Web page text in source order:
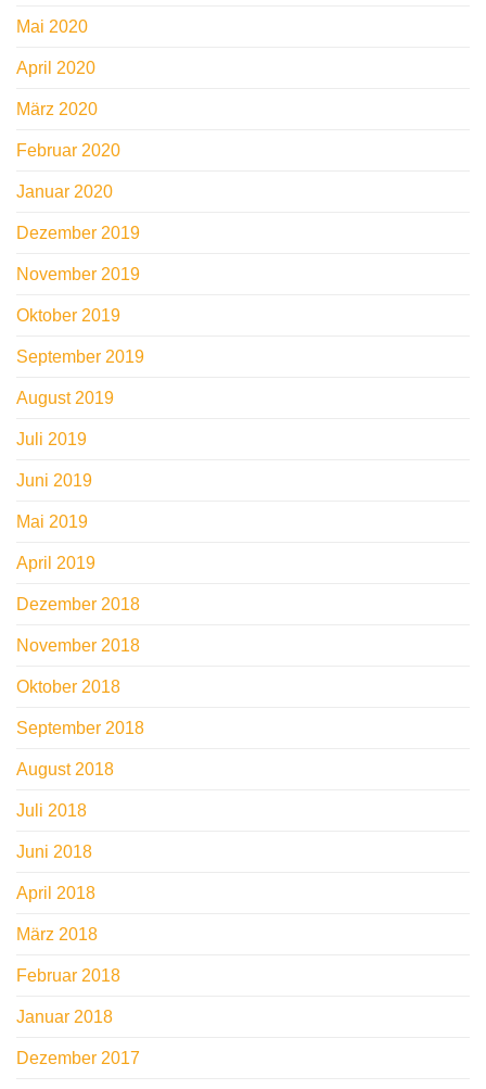
Mai 2020
April 2020
März 2020
Februar 2020
Januar 2020
Dezember 2019
November 2019
Oktober 2019
September 2019
August 2019
Juli 2019
Juni 2019
Mai 2019
April 2019
Dezember 2018
November 2018
Oktober 2018
September 2018
August 2018
Juli 2018
Juni 2018
April 2018
März 2018
Februar 2018
Januar 2018
Dezember 2017